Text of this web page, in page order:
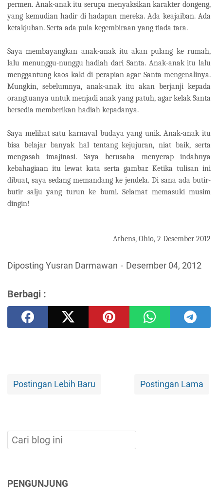
permen. Anak-anak itu serupa menyaksikan karakter dongeng,
yang kemudian hadir di hadapan mereka. Ada keajaiban. Ada
ketakjuban. Serta ada pula kegembiraan yang tiada tara.
Saya membayangkan anak-anak itu akan pulang ke rumah,
lalu menunggu-nunggu hadiah dari Santa. Anak-anak itu lalu
menggantung kaos kaki di perapian agar Santa mengenalinya.
Mungkin, sebelumnya, anak-anak itu akan berjanji kepada
orangtuanya untuk menjadi anak yang patuh, agar kelak Santa
bersedia memberikan hadiah kepadanya.
Saya melihat satu karnaval budaya yang unik. Anak-anak itu
bisa belajar banyak hal tentang kejujuran, niat baik, serta
mengasah imajinasi. Saya berusaha menyerap indahnya
kebahagiaan itu lewat kata serta gambar. Ketika tulisan ini
dibuat, saya sedang memandang ke jendela. Di sana ada butir-
butir salju yang turun ke bumi. Selamat memasuki musim
dingin!
Athens, Ohio, 2 Desember 2012
Diposting Yusran Darmawan Desember 04, 2012
Berbagi :
Postingan Lebih Baru Postingan Lama
PENGUNJUNG